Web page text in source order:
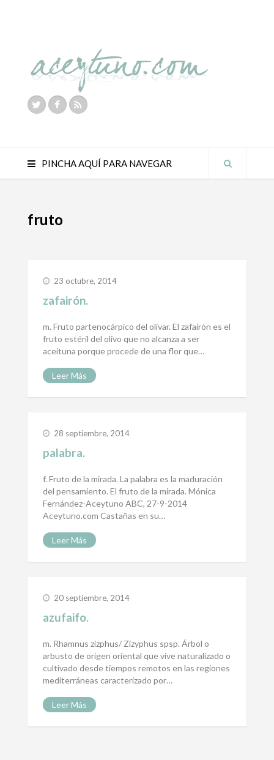
PINCHA AQUÍ PARA NAVEGAR
fruto
23 octubre, 2014
zafairón.
m. Fruto partenocárpico del olivar. El zafairón es el
fruto estéril del olivo que no alcanza a ser
aceituna porque procede de una flor que…
Leer Más
28 septiembre, 2014
palabra.
f. Fruto de la mirada. La palabra es la maduración
del pensamiento. El fruto de la mirada. Mónica
Fernández-Aceytuno ABC, 27-9-2014
Aceytuno.com Castañas en su…
Leer Más
20 septiembre, 2014
azufaifo.
m. Rhamnus zizphus/ Zizyphus spsp. Árbol o
arbusto de origen oriental que vive naturalizado o
cultivado desde tiempos remotos en las regiones
mediterráneas caracterizado por…
Leer Más